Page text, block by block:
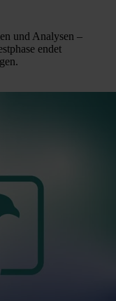
und Analysen –
endet